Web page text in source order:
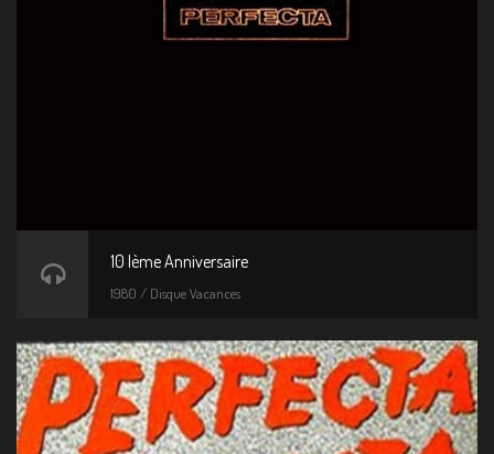
10 Ième Anniversaire
1980 / Disque Vacances